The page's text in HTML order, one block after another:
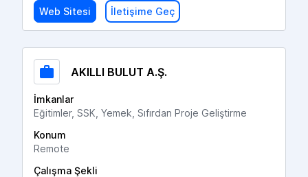
Web Sitesi İletişime Geç
AKILLI BULUT A.Ş.
İmkanlar
Eğitimler, SSK, Yemek, Sıfırdan Proje Geliştirme
Konum
Remote
Çalışma Şekli